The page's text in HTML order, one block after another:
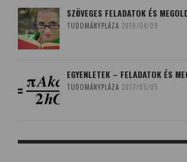
SZÖVEGES FELADATOK ÉS
TUDOMÁNYPLÁZA 2019/04/09
EGYENLETEK – FELADATOK ÉS
TUDOMÁNYPLÁZA 2017/05/05